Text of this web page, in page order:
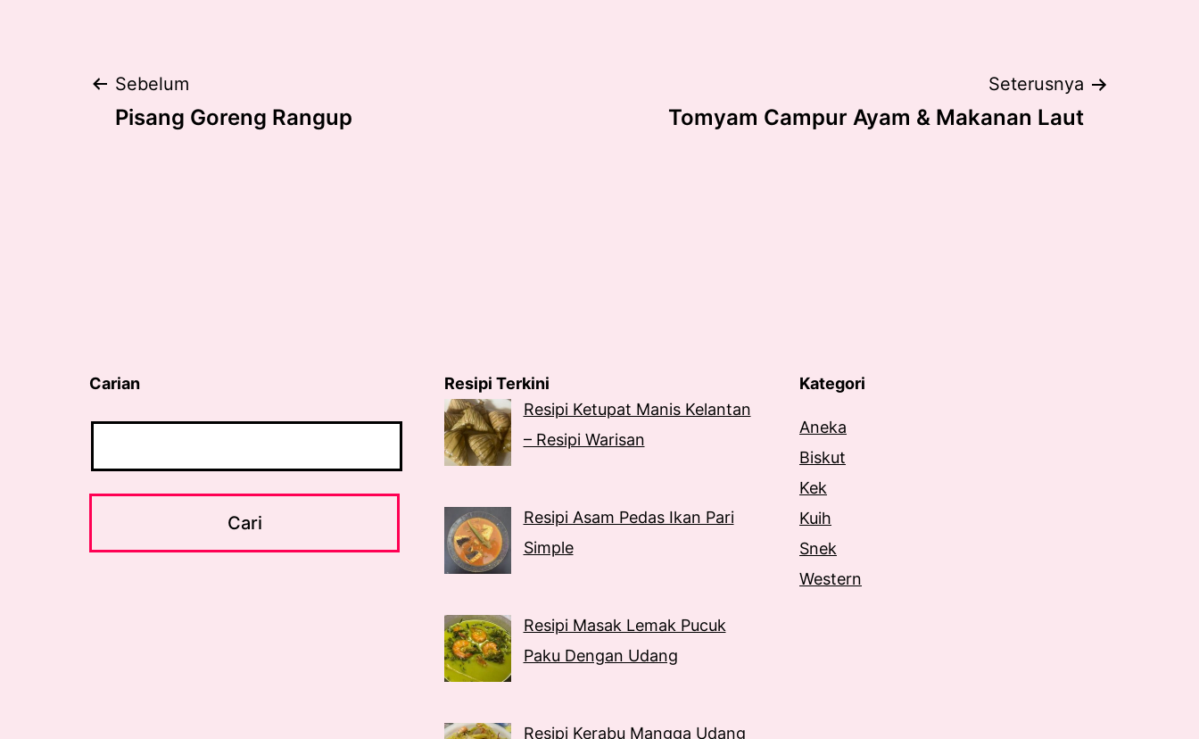
Post
Sebelum
Pisang Goreng Rangup
Seterusnya
Tomyam Campur Ayam & Makanan Laut
Carian
Resipi Terkini
Resipi Ketupat Manis Kelantan
– Resipi Warisan
Resipi Asam Pedas Ikan Pari
Simple
Resipi Masak Lemak Pucuk
Paku Dengan Udang
Resipi Kerabu Mangga Udang
Kategori
Aneka
Biskut
Kek
Kuih
Snek
Western